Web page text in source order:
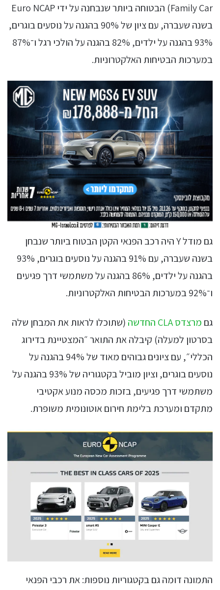
Family Car) הבטוחה ביותר שנבחנה על ידי Euro NCAP
בשנה שעברה, עם ציון של 90% בהגנה על נוסעים בוגרים,
93% בהגנה על ילדים, 82% בהגנה על הולכי רגל ו־87%
במערכות הבטיחות האלקטרוניות.
גם מודל Y היה רכב הפנאי הקטן הבטוח ביותר שנבחן
בשנה שעברה, עם 91% בהגנה על נוסעים בוגרים, 93%
בהגנה על ילדים, 86% בהגנה על משתמשי דרך פגיעים
ו־92% במערכות הבטיחות האלקטרוניות.
גם מרצדס CLA החדשה
(שתוכלו לראות את המבחן שלה
בסרטון למעלה) קיבלה את התואר ״המצטיינת בדירוג
הכללי״, עם ציונים גבוהים מאוד של 94% בהגנה על
נוסעים בוגרים, וציון מוביל בקטגוריה של 93% בהגנה על
משתמשי דרך פגיעים, בזכות מכסה מנוע אקטיבי
מתקדם ומערכת בלימת חירום אוטונומית משופרת.
התמונה דומה גם בקטגוריות נוספות: את רכבי הפנאי